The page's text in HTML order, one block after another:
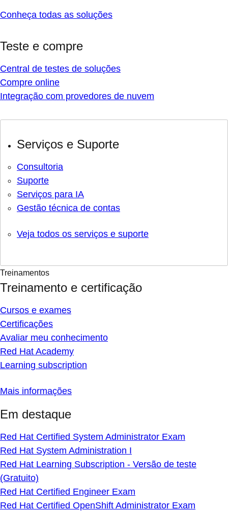
Conheça todas as soluções
Teste e compre
Central de testes de soluções
Compre online
Integração com provedores de nuvem
Serviços e Suporte
Consultoria
Suporte
Serviços para IA
Gestão técnica de contas
Veja todos os serviços e suporte
Treinamentos
Treinamento e certificação
Cursos e exames
Certificações
Avaliar meu conhecimento
Red Hat Academy
Learning subscription
Mais informações
Em destaque
Red Hat Certified System Administrator Exam
Red Hat System Administration I
Red Hat Learning Subscription - Versão de teste
(Gratuito)
Red Hat Certified Engineer Exam
Red Hat Certified OpenShift Administrator Exam